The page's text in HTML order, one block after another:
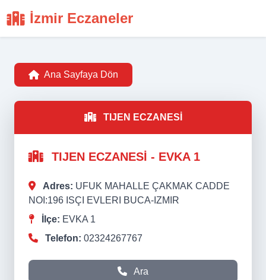
İzmir Eczaneler
Ana Sayfaya Dön
TIJEN ECZANESİ
TIJEN ECZANESİ - EVKA 1
Adres: UFUK MAHALLE ÇAKMAK CADDE
NOI:196 ISÇI EVLERI BUCA-IZMIR
İlçe: EVKA 1
Telefon: 02324267767
Ara